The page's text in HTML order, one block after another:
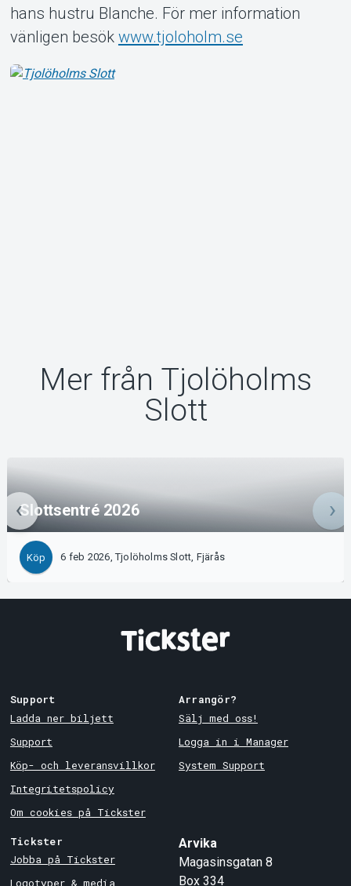
hans hustru Blanche. För mer information
vänligen besök www.tjoloholm.se
Mer från Tjolöholms
Slott
Slottsentré 2026
Köp 6 feb 2026, Tjolöholms Slott, Fjärås
Support
Ladda ner biljett
Support
Köp- och leveransvillkor
Integritetspolicy
Om cookies på Tickster
Arrangör?
Sälj med oss!
Logga in i Manager
System Support
Tickster
Jobba på Tickster
Logotyper & media
Arvika
Magasinsgatan 8
Box 334